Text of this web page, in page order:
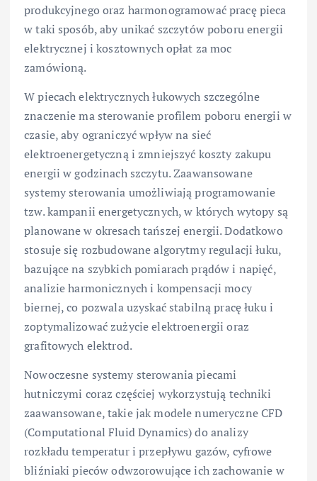
produkcyjnego oraz harmonogramować pracę pieca
w taki sposób, aby unikać szczytów poboru energii
elektrycznej i kosztownych opłat za moc
zamówioną.
W piecach elektrycznych łukowych szczególne
znaczenie ma sterowanie profilem poboru energii w
czasie, aby ograniczyć wpływ na sieć
elektroenergetyczną i zmniejszyć koszty zakupu
energii w godzinach szczytu. Zaawansowane
systemy sterowania umożliwiają programowanie
tzw. kampanii energetycznych, w których wytopy są
planowane w okresach tańszej energii. Dodatkowo
stosuje się rozbudowane algorytmy regulacji łuku,
bazujące na szybkich pomiarach prądów i napięć,
analizie harmonicznych i kompensacji mocy
biernej, co pozwala uzyskać stabilną pracę łuku i
zoptymalizować zużycie elektroenergii oraz
grafitowych elektrod.
Nowoczesne systemy sterowania piecami
hutniczymi coraz częściej wykorzystują techniki
zaawansowane, takie jak modele numeryczne CFD
(Computational Fluid Dynamics) do analizy
rozkładu temperatur i przepływu gazów, cyfrowe
bliźniaki pieców odwzorowujące ich zachowanie w